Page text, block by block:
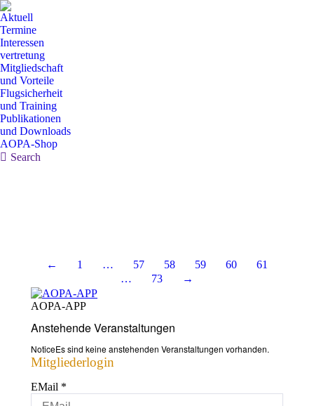
Aktuell
Termine
Interessen
vertretung
Mitgliedschaft
und Vorteile
Flugsicherheit
und Training
Publikationen
und Downloads
AOPA-Shop
Search:
Search
← 1 … 57 58 59 60
61
…
73 →
AOPA-APP
Anstehende Veranstaltungen
NoticeEs sind keine anstehenden Veranstaltungen vorhanden.
Mitgliederlogin
EMail *